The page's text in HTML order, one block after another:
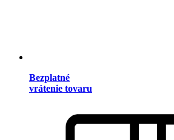
Bezplatné
vrátenie tovaru